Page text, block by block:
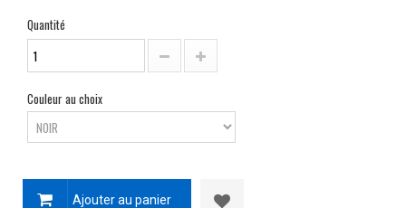
Quantité
Couleur au choix
Ajouter au panier